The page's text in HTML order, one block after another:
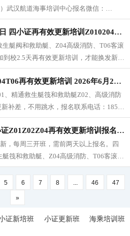
武汉航道海事培训中心报名微信：
网1.培训学员原合格证书在有效期内或
前系统已完成下船解职报备手续
武汉瑞亚海事 2026年6月26日 四小证再有效更新培训Z010204T06（每周一三五开班）
艇阀和救助艇、Z04高级消防、T06客滚
校2.5天再有效更新培训，才能换发新证
7175 7171（同微信）
武汉瑞亚海事四小证Z010204T06再有效更新培训 2026年6月24日开班（每周一三五开班）
、精通救生艇筏和救助艇Z02、高级消防
补差，不用跳水，报名联系电话：185
武汉航海职业技术学院 四小证Z01Z02Z04再有效更新培训报名 2026年6月24日
，每周三开班，需前两天以上报名。四
筏和救助艇、Z04高级消防、T06客滚
到校3天再有效更新，才能换发新证书。
5 6 7 8 ... 46 47
»
证新培班 小证更新班
海乘培训班